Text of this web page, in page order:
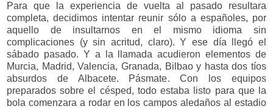
Para que la experiencia de vuelta al pasado resultara
completa, decidimos intentar reunir sólo a españoles, por
aquello de insultarnos en el mismo idioma sin
complicaciones (y sin acritud, claro). Y ese día llegó el
sábado pasado. Y a la llamada acudieron elementos de
Murcia, Madrid, Valencia, Granada, Bilbao y hasta dos tíos
absurdos de Albacete. Pásmate. Con los equipos
preparados sobre el césped, todo estaba listo para que la
bola comenzara a rodar en los campos aledaños al estadio